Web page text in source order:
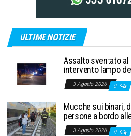
ULTIME NOTIZIE
Assalto sventato al
intervento lampo
3 Agosto 2026 0
Mucche sui binari,
persone a bordo
3 Agosto 2026 0